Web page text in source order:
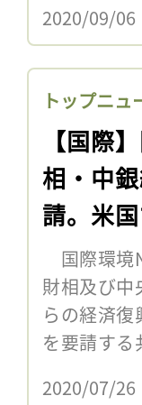
2020/09/06
トップニュ
【国際
相・中
請。米
国際環境
財相及び中
らの経済
を要請す
2020/07/26